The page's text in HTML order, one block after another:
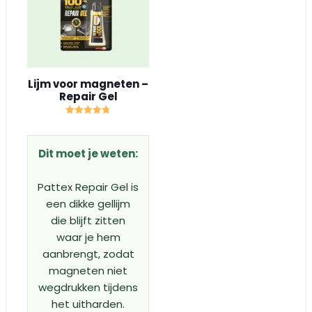
Lijm voor magneten –
Repair Gel
uit 5
Dit moet je weten:
Pattex Repair Gel is
een dikke gellijm
die blijft zitten
waar je hem
aanbrengt, zodat
magneten niet
wegdrukken tijdens
het uitharden.